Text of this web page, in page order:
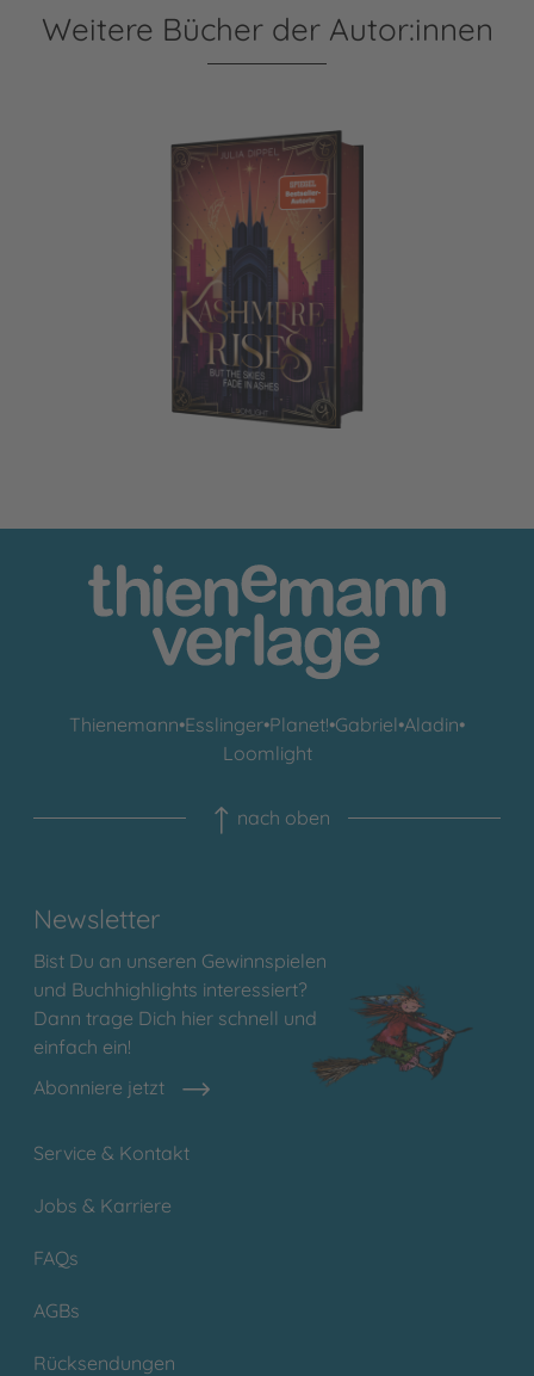
Weitere Bücher der Autor:innen
Velvet-Dilogie 2: Kashmere Rises, but the Skies fade in
Thienemann•Esslinger•Planet!•Gabriel•Aladin•
Loomlight
nach oben
Newsletter
Bist Du an unseren Gewinnspielen
und Buchhighlights interessiert?
Dann trage Dich hier schnell und
einfach ein!
Abonniere jetzt
Service & Kontakt
Jobs & Karriere
FAQs
AGBs
Rücksendungen